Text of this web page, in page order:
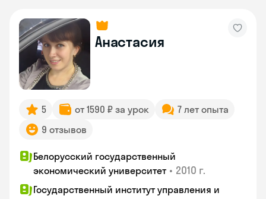
Анастасия
5 от 1590 ₽ за урок
7 лет опыта
9 отзывов
Белорусский государственный
экономический университет • 2010 г.
Государственный институт управления и